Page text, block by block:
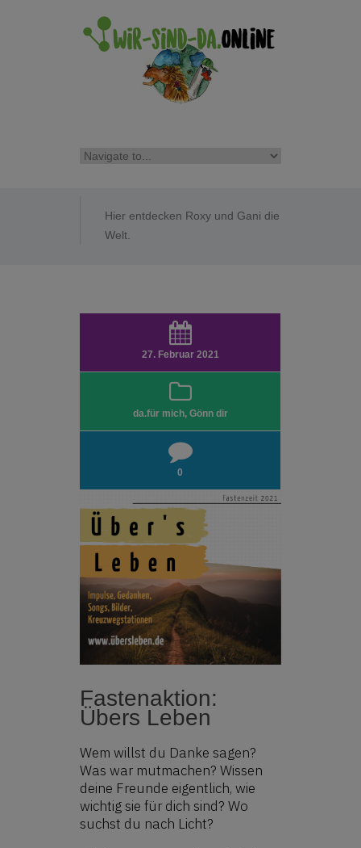
Hier entdecken Roxy und Gani die
Welt.
27. Februar 2021
da.für mich, Gönn dir
0
Fastenaktion:
Übers Leben
Wem willst du Danke sagen?
Was war mutmachen? Wissen
deine Freunde eigentlich, wie
wichtig sie für dich sind? Wo
suchst du nach Licht?